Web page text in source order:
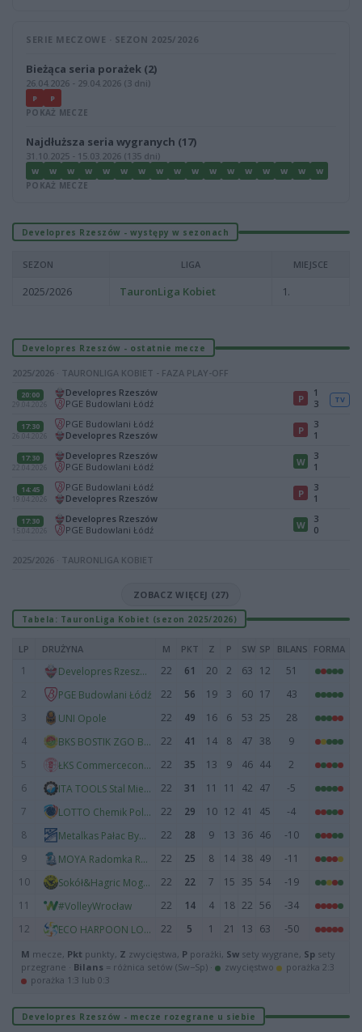
SERIE MECZOWE · SEZON 2025/2026
Bieżąca seria porażek (2)
26.04.2026 - 29.04.2026 (3 dni)
P P
POKAŻ MECZE
Najdłuższa seria wygranych (17)
31.10.2025 - 15.03.2026 (135 dni)
W W W W W W W W W W W W W W W W W
POKAŻ MECZE
Developres Rzeszów - występy w sezonach
SEZON LIGA MIEJSCE
2025/2026 TauronLiga Kobiet 1.
Developres Rzeszów - ostatnie mecze
2025/2026 · TAURONLIGA KOBIET - FAZA PLAY-OFF
20:00
29.04.2026
Developres Rzeszów
PGE Budowlani Łódź
P
1
3
TV
17:30
26.04.2026
PGE Budowlani Łódź
Developres Rzeszów
P
3
1
17:30
22.04.2026
Developres Rzeszów
PGE Budowlani Łódź
W
3
1
14:45
19.04.2026
PGE Budowlani Łódź
Developres Rzeszów
P
3
1
17:30
15.04.2026
Developres Rzeszów
PGE Budowlani Łódź
W
3
0
2025/2026 · TAURONLIGA KOBIET
ZOBACZ WIĘCEJ (27)
Tabela: TauronLiga Kobiet (sezon 2025/2026)
LP DRUŻYNA M PKT Z P SW SP BILANS FORMA
1 Developres Rzeszów 22 61 20 2 63 12
51
2
PGE Budowlani Łódź 22 56 19 3 60 17
43
3
UNI Opole 22 49 16 6 53 25
28
4
BKS BOSTIK ZGO Bielsko-Biała 22 41 14 8 47 38
9
5
ŁKS Commercecon Łódź 22 35 13 9 46 44
2
6
ITA TOOLS Stal Mielec 22 31 11 11 42 47
-5
7
LOTTO Chemik Police 22 29 10 12 41 45
-4
8
Metalkas Pałac Bydgoszcz 22 28 9 13 36 46
-10
9
MOYA Radomka Radom 22 25 8 14 38 49
-11
10
Sokół&Hagric Mogilno 22 22 7 15 35 54
-19
11
#VolleyWrocław 22 14 4 18 22 56
-34
12
ECO HARPOON LOS Nowy Dwór Mazowiecki 22 5 1 21 13 63 -50
M mecze, Pkt punkty, Z zwycięstwa, P porażki, Sw sety wygrane, Sp sety
przegrane · Bilans = różnica setów (Sw−Sp) · zwycięstwo
porażka 2:3
porażka 1:3 lub 0:3
Developres Rzeszów - mecze rozegrane u siebie